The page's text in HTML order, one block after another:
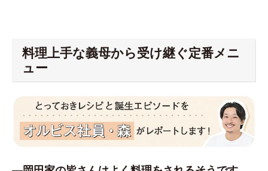
料理上手な義母から受け継ぐ定番メニ
ュー